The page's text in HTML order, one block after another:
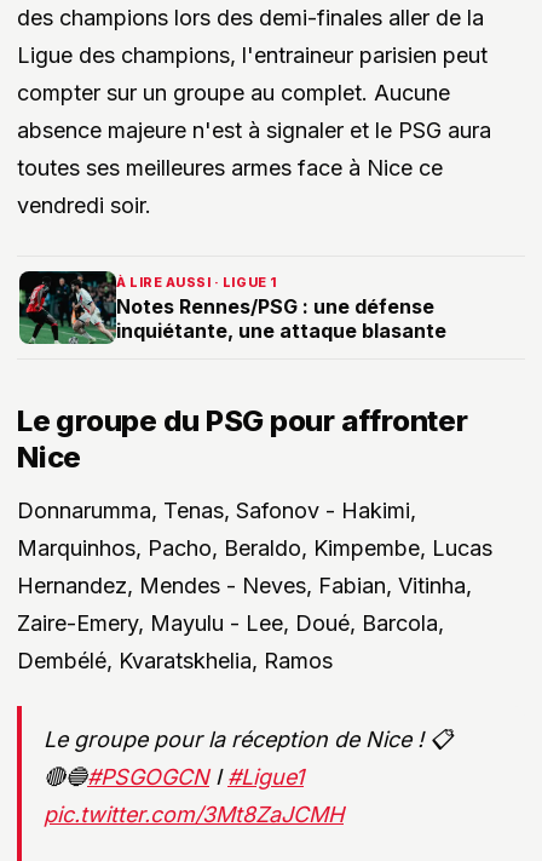
des champions lors des demi-finales aller de la
Ligue des champions, l'entraineur parisien peut
compter sur un groupe au complet. Aucune
absence majeure n'est à signaler et le PSG aura
toutes ses meilleures armes face à Nice ce
vendredi soir.
À LIRE AUSSI · LIGUE 1
Notes Rennes/PSG : une défense
inquiétante, une attaque blasante
Le groupe du PSG pour affronter
Nice
Donnarumma, Tenas, Safonov - Hakimi,
Marquinhos, Pacho, Beraldo, Kimpembe, Lucas
Hernandez, Mendes - Neves, Fabian, Vitinha,
Zaire-Emery, Mayulu - Lee, Doué, Barcola,
Dembélé, Kvaratskhelia, Ramos
Le groupe pour la réception de Nice ! 📋
🔴🔵#PSGOGCNI#Ligue1
pic.twitter.com/3Mt8ZaJCMH